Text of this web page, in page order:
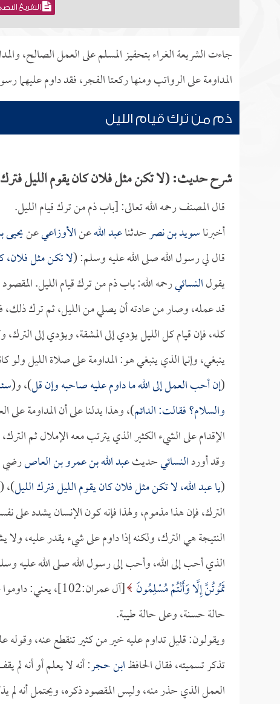
التفريغ
جاءت الشريعة الغراء بتحفيز المسلم على العمل الصالح،
المداومة على الرواتب ومنها ركعتا الفجر، فقد داوم عليهما
ذم من ترك قيام الليل
شرح حديث: (لا تكن مثل فلان كان يقوم الليل فترك
قال المصنف رحمه الله تعالى: [باب ذم من ترك قيام الليل.
أخبرناسويد بن نصرحدثناعبد اللهعنالأوزاعيعنيحيى
قال لي رسول الله صلى الله عليه وسلم: (لا تكن مثل فلان،
يقولالنسائيرحمه الله: باب ذم من ترك قيام الليل.
قد عمله، وصار من عادته أن يصلي من الليل، ثم ترك ذلك،
كله، فإن قيام كل الليل يؤدي إلى المشقة، ويؤدي إلى
ينبغي، وإنما الذي ينبغي هو: المداومة على صلاة الليل
(إن أحب العمل إلى الله ما داوم عليه صاحبه وإن قل)، و(
والسلام؟ فقالت: الدائم)، وهذا يدلنا على أن المداومة
الإقدام على الشيء الكثير الذي يترتب معه الإملال ثم
وقد أوردالنسائيحديثعبد الله بن عمرو بن العاصرضي
(ياعبد الله، لا تكن مثل فلان كان يقوم الليل فترك الليل)، (
الترك، فإن هذا مذموم، ولهذا فإنه كون الإنسان يشدد على
النتيجة هي الترك، ولكنه إذا داوم على شيء يقدر عليه،
الذي أحب إلى الله، وأحب إلى رسول الله صلى الله عليه
تَمُوتُنَّ إِلَّا وَأَنْتُمْ مُسْلِمُونَ
[آل عمران:102]،
حالة حسنة، وعلى حالة طيبة.
ويقولون: قليل تداوم عليه خير من كثير تنقطع عنه، وقوله
تذكر تسميته، فقال الحافظابن حجر: أنه لا يعلم أو أنه
العمل الذي حذر منه، وليس المقصود ذكره، ويحتمل أنه